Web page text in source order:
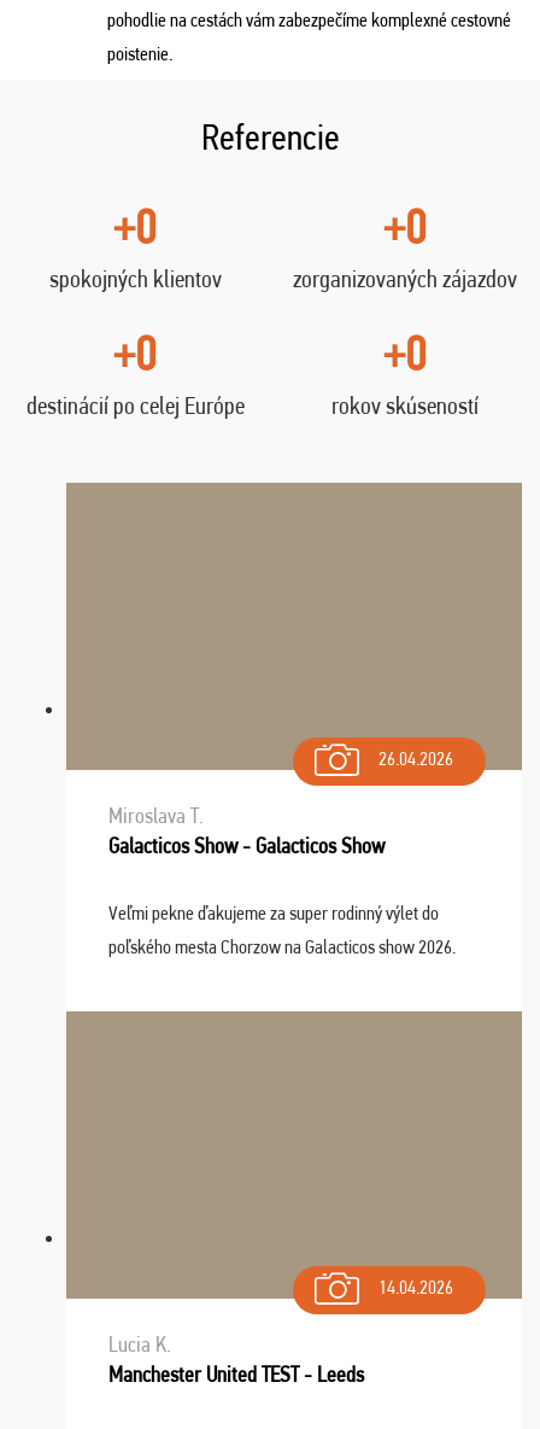
pohodlie na cestách vám zabezpečíme komplexné cestovné
poistenie.
Referencie
+0
spokojných klientov
+0
zorganizovaných zájazdov
+0
destinácií po celej Európe
+0
rokov skúseností
26.04.2026
Miroslava T.
Galacticos Show - Galacticos Show
Veľmi pekne ďakujeme za super rodinný výlet do
poľského mesta Chorzow na Galacticos show 2026.
Navštívili sme aj zábavný park Legendia, previe ...
14.04.2026
Lucia K.
Manchester United TEST - Leeds